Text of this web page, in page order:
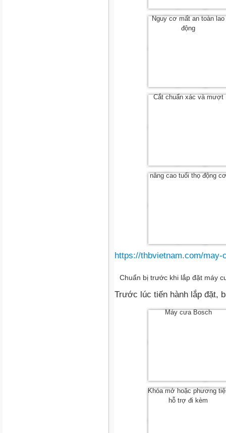
Nguy cơ mất an toàn lao
động
Cắt chuẩn xác và mượt
nâng cao tuổi thọ động
https://thbvietnam.com/
Chuẩn bị trước khi lắp đặt máy
Trước lúc tiến hành lắp đặt,
Máy cưa Bosch
Khóa mở hoặc phương
hỗ trợ đi kèm